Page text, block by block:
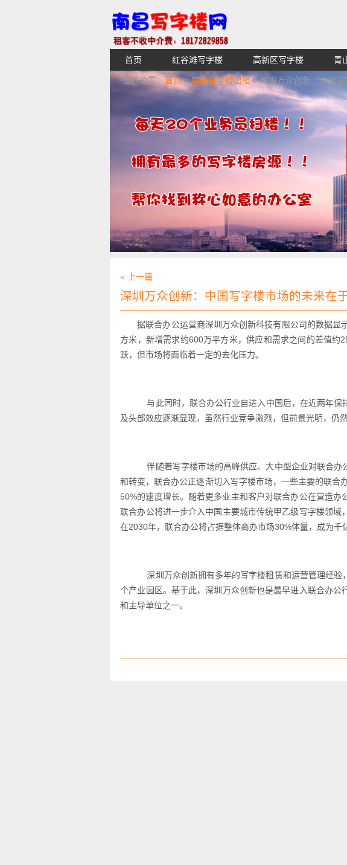
【不收中介费】南昌写字楼出租租赁招租出售,找
湖青云谱写字楼
首页 红谷滩写字楼 高新区写字楼 青
当前位置： 首页>南昌写字楼出租> 深圳万众创新：中国写
« 上一篇
深圳万众创新：中国写字楼市场的未来在
据联合办公运营商深圳万众创新科技有限公司的数据
方米，新增需求约600万平方米，供应和需求之间的差值
跃，但市场将面临着一定的去化压力。
与此同时，联合办公行业自进入中国后，在近两年保
及头部效应逐渐显现，虽然行业竞争激烈，但前景光明，仍
伴随着写字楼市场的高峰供应、大中型企业对联合办
和转变，联合办公正逐渐切入写字楼市场，一些主要的联合
50%的速度增长。随着更多业主和客户对联合办公在营造办
联合办公将进一步介入中国主要城市传统甲乙级写字楼领
在2030年，联合办公将占据整体商办市场30%体量，成为千
深圳万众创新拥有多年的写字楼租赁和运营管理经验
个产业园区。基于此，深圳万众创新也是最早进入联合办
和主导单位之一。